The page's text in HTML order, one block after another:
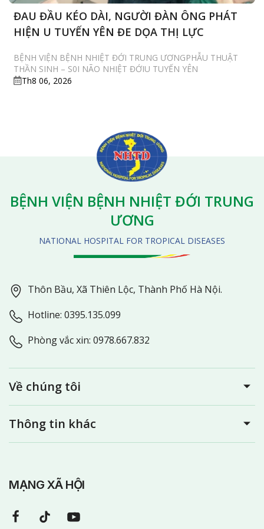
ĐAU ĐẦU KÉO DÀI, NGƯỜI ĐÀN ÔNG PHÁT
HIỆN U TUYẾN YÊN ĐE DỌA THỊ LỰC
BỆNH VIỆN BỆNH NHIỆT ĐỚI TRUNG ƯƠNGPHẪU THUẬT
THẦN SINH – S0I NÃO NHIỆT ĐỚIU TUYẾN YÊN
Th8 06, 2026
BỆNH VIỆN BỆNH NHIỆT ĐỚI TRUNG
ƯƠNG
NATIONAL HOSPITAL FOR TROPICAL DISEASES
Thôn Bầu, Xã Thiên Lộc, Thành Phố Hà Nội.
Hotline: 0395.135.099
Phòng vắc xin: 0978.667.832
Về chúng tôi
Thông tin khác
MẠNG XÃ HỘI